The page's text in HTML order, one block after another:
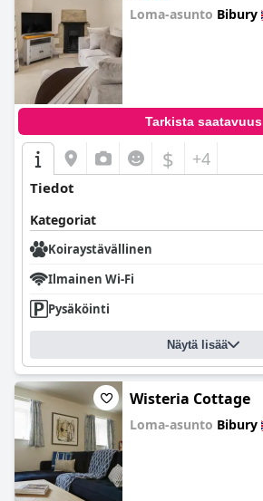
Loma-asunto Bibury
Tarkista saatavuus
$ +4
Tiedot
Kategoriat
Koiraystävällinen
Ilmainen Wi-Fi
Pysäköinti
Näytä lisää
Wisteria Cottage
Loma-asunto Bibury